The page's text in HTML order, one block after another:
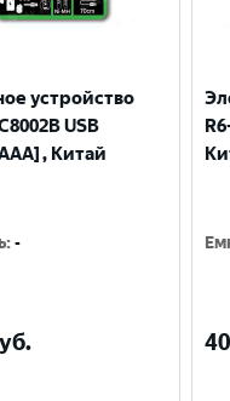
устройство
USB
, Китай
:-
40